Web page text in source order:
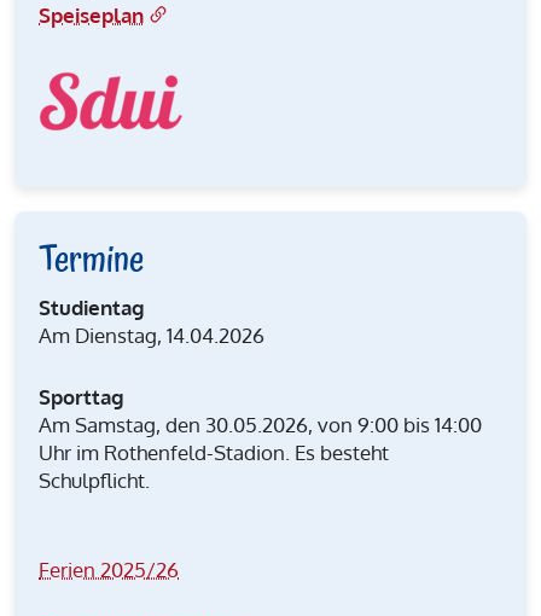
Speiseplan
Termine
Studientag
Am Dienstag, 14.04.2026
Sporttag
Am Samstag, den 30.05.2026, von 9:00 bis 14:00
Uhr im Rothenfeld-Stadion. Es besteht
Schulpflicht.
Ferien 2025/26